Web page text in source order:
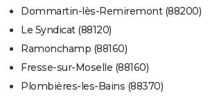
Dommartin-lès-Remiremont (88200)
Le Syndicat (88120)
Ramonchamp (88160)
Fresse-sur-Moselle (88160)
Plombières-les-Bains (88370)